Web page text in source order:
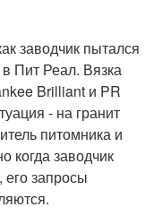
заводчик пытался
Пит Реал. Вязка
Brilliant и PR
- на гранит
питомника и
когда заводчик
запросы